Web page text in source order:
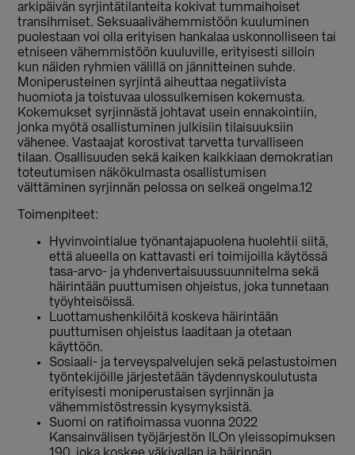
arkipäivän syrjintätilanteita kokivat tummaihoiset
transihmiset. Seksuaalivähemmistöön kuuluminen
puolestaan voi olla erityisen hankalaa uskonnolliseen tai
etniseen vähemmistöön kuuluville, erityisesti silloin
kun näiden ryhmien välillä on jännitteinen suhde.
Moniperusteinen syrjintä aiheuttaa negatiivista
huomiota ja toistuvaa ulossulkemisen kokemusta.
Kokemukset syrjinnästä johtavat usein ennakointiin,
jonka myötä osallistuminen julkisiin tilaisuuksiin
vähenee. Vastaajat korostivat tarvetta turvalliseen
tilaan. Osallisuuden sekä kaiken kaikkiaan demokratian
toteutumisen näkökulmasta osallistumisen
välttäminen syrjinnän pelossa on selkeä ongelma.12
Toimenpiteet:
Hyvinvointialue työnantajapuolena huolehtii siitä,
että alueella on kattavasti eri toimijoilla käytössä
tasa-arvo- ja yhdenvertaisuussuunnitelma sekä
häirintään puuttumisen ohjeistus, joka tunnetaan
työyhteisöissä.
Luottamushenkilöitä koskeva häirintään
puuttumisen ohjeistus laaditaan ja otetaan
käyttöön.
Sosiaali- ja terveyspalvelujen sekä pelastustoimen
työntekijöille järjestetään täydennyskoulutusta
erityisesti moniperustaisen syrjinnän ja
vähemmistöstressin kysymyksistä.
Suomi on ratifioimassa vuonna 2022
Kansainvälisen työjärjestön ILOn yleissopimuksen